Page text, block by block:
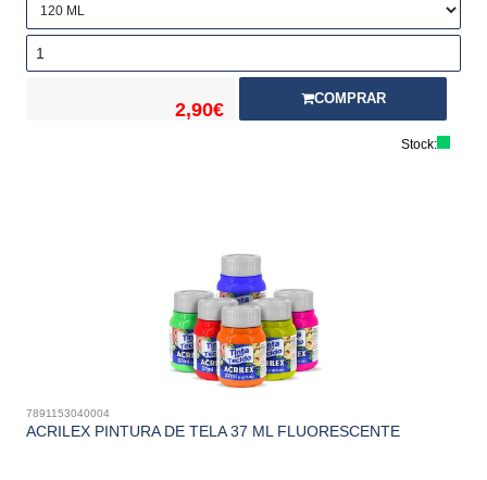
2,90€
COMPRAR
Stock:
7891153040004
ACRILEX PINTURA DE TELA 37 ML FLUORESCENTE